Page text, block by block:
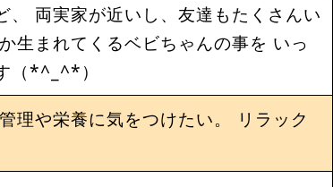
両実家が近いし、友達もたくさんい
生まれてくるベビちゃんの事を いっ
（*^_^*）
理や栄養に気をつけたい。 リラック